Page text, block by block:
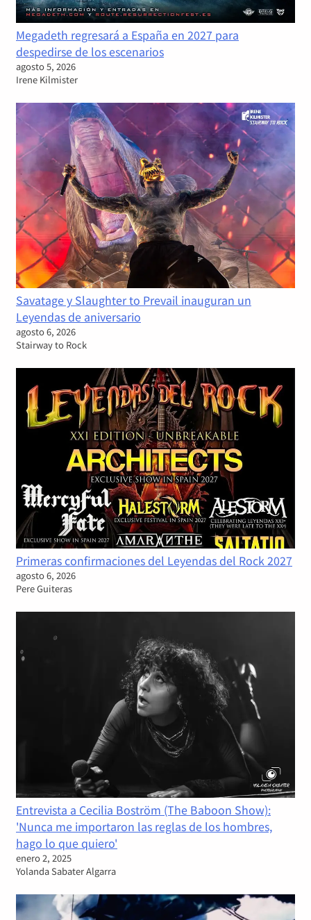
Megadeth regresará a España en 2027 para
despedirse de los escenarios
agosto 5, 2026
Irene Kilmister
Savatage y Slaughter to Prevail inauguran un
Leyendas de aniversario
agosto 6, 2026
Stairway to Rock
Primeras confirmaciones del Leyendas del Rock 2027
agosto 6, 2026
Pere Guiteras
Entrevista a Cecilia Boström (The Baboon Show):
'Nunca me importaron las reglas de los hombres,
hago lo que quiero'
enero 2, 2025
Yolanda Sabater Algarra